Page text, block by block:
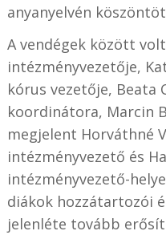
anyanyelvén
A vendégek között
intézményvezetője,
kórus vezetője, Beata
koordinátora, Marcin
megjelent Horváthné
intézményvezető és
intézményvezető-
diákok hozzátartozói
jelenléte tovább